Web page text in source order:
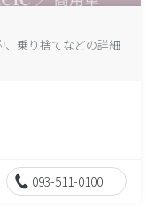
、乗り捨てなどの詳細
093-511-0100